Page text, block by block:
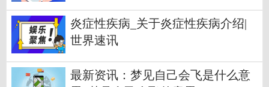
炎症性疾病_关于炎症性疾病介绍|
世界速讯
最新资讯：梦见自己会飞是什么意